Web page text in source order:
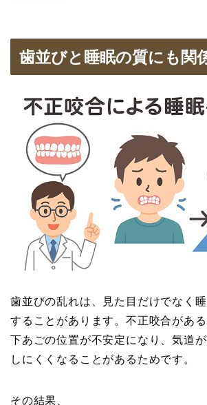
歯並びと睡眠の質にも関
歯並びの乱れは、見た目だけでなく
することがあります。不正咬合があ
下あごの位置が不安定になり、気道
しにくくなることがあるためです。
その結果、